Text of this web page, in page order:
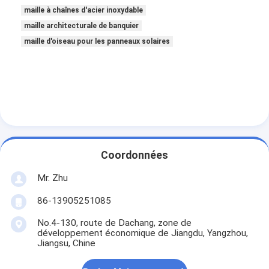
maille à chaînes d'acier inoxydable
maille architecturale de banquier
maille d'oiseau pour les panneaux solaires
Coordonnées
Mr. Zhu
86-13905251085
No.4-130, route de Dachang, zone de
développement économique de Jiangdu, Yangzhou,
Jiangsu, Chine